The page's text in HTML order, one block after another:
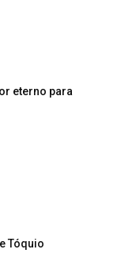
eterno para
Tóquio